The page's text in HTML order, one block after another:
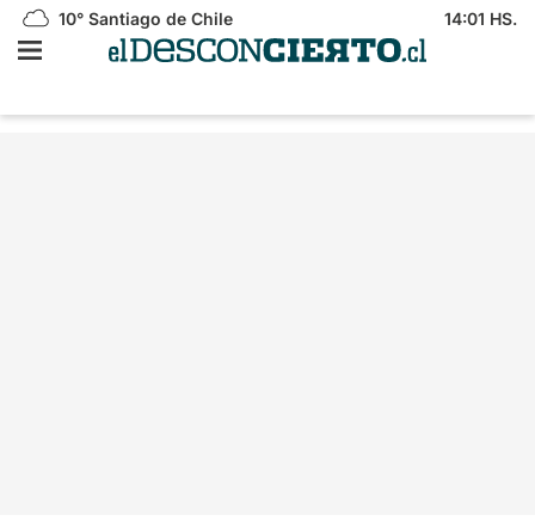
10° Santiago de Chile 14:01 HS.